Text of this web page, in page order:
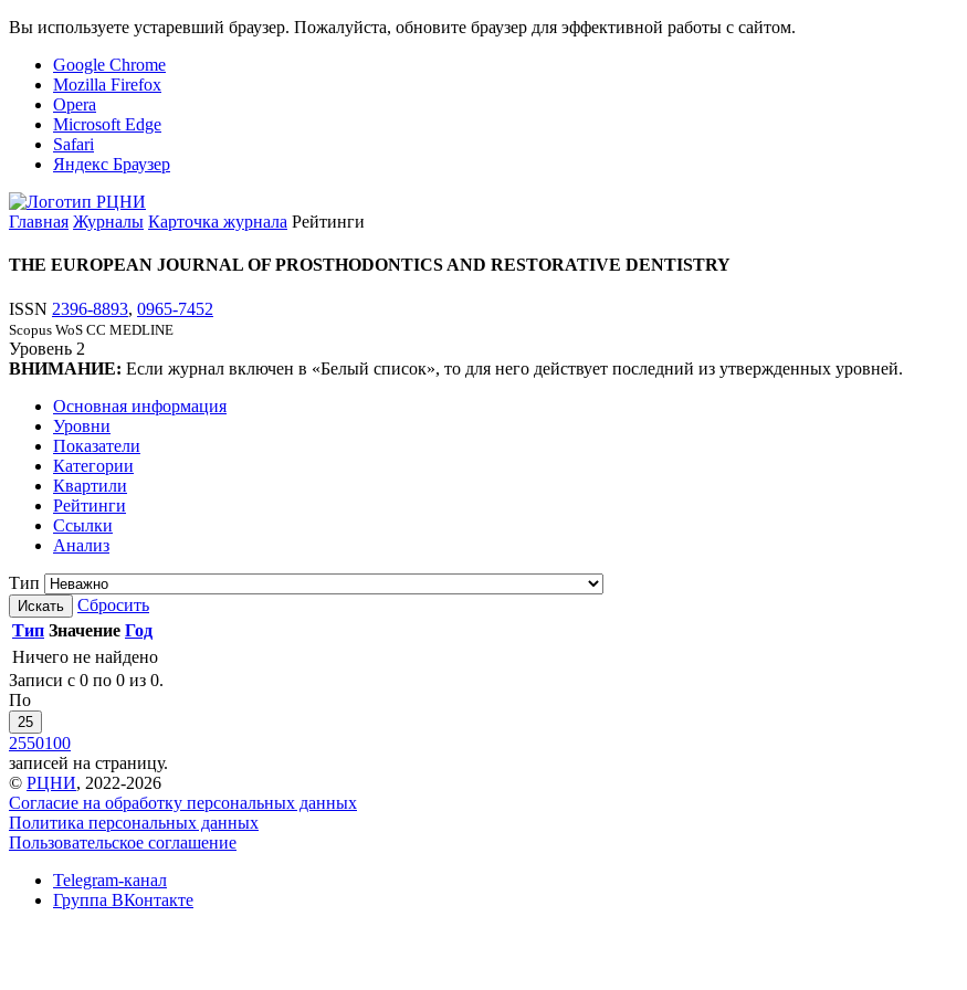
Вы используете устаревший браузер. Пожалуйста, обновите браузер для эффективной работы с сайтом.
Google Chrome
Mozilla Firefox
Opera
Microsoft Edge
Safari
Яндекс Браузер
Главная Журналы Карточка журнала Рейтинги
THE EUROPEAN JOURNAL OF PROSTHODONTICS AND RESTORATIVE DENTISTRY
ISSN 2396-8893, 0965-7452
Scopus WoS CC MEDLINE
Уровень 2
ВНИМАНИЕ: Если журнал включен в «Белый список», то для него действует последний из утвержденных уровней.
Основная информация
Уровни
Показатели
Категории
Квартили
Рейтинги
Ссылки
Анализ
Тип
Искать
Сбросить
Тип Значение Год
Ничего не найдено
Записи с 0 по 0 из 0.
По
25
2550100
записей на страницу.
© РЦНИ, 2022-2026
Согласие на обработку персональных данных
Политика персональных данных
Пользовательское соглашение
Telegram-канал
Группа ВКонтакте